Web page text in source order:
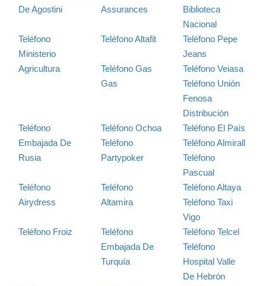
De Agostini
Assurances
Biblioteca
Nacional
Teléfono
Ministerio
Agricultura
Teléfono Altafit
Teléfono Pepe
Jeans
Teléfono Gas
Gas
Teléfono Veiasa
Teléfono Unión
Fenosa
Distribución
Teléfono
Embajada De
Rusia
Teléfono Ochoa
Teléfono El País
Teléfono
Partypoker
Teléfono Almirall
Teléfono
Pascual
Teléfono
Airydress
Teléfono
Altamira
Teléfono Altaya
Teléfono Taxi
Vigo
Teléfono Froiz
Teléfono
Embajada De
Turquía
Teléfono Telcel
Teléfono
Hospital Valle
De Hebrón